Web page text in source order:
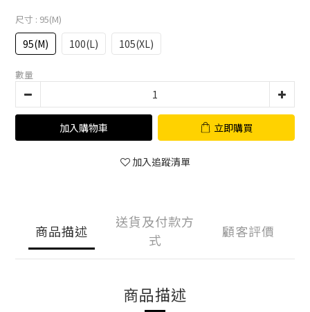
尺寸 : 95(M)
95(M) 100(L) 105(XL)
數量
加入購物車 立即購買
加入追蹤清單
商品描述
送貨及付款方
式
顧客評價
商品描述